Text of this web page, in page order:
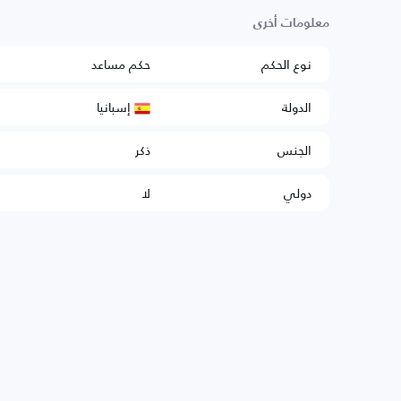
معلومات أخرى
نوع الحكم
حكم مساعد
الدولة
إسبانيا
الجنس
ذكر
دولي
لا